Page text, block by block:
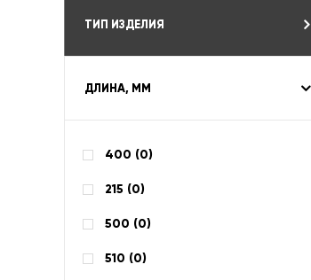
ТИП ИЗДЕЛИЯ
ДЛИНА, ММ
400 (0)
215 (0)
500 (0)
510 (0)